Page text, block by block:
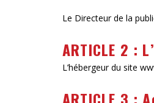
Le Directeur de la
ARTICLE 2 :
L’hébergeur du site